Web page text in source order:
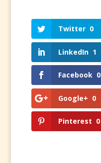
Twitter 0
LinkedIn 1
Facebook 0
Google+ 0
Pinterest 0